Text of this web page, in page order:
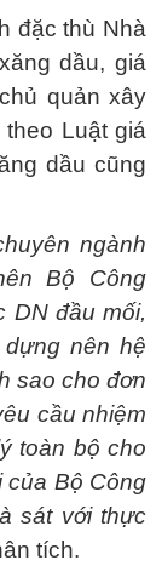
đặc thù Nhà
dầu, giá
quản xây
Luật giá
dầu cũng
ngành
Bộ Công
DN đầu mối,
nên hệ
sao cho đơn
cầu nhiệm
toàn bộ cho
của Bộ Công
sát với thực
tích.